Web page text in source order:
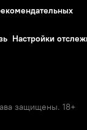
Настройки
защищены. 18+